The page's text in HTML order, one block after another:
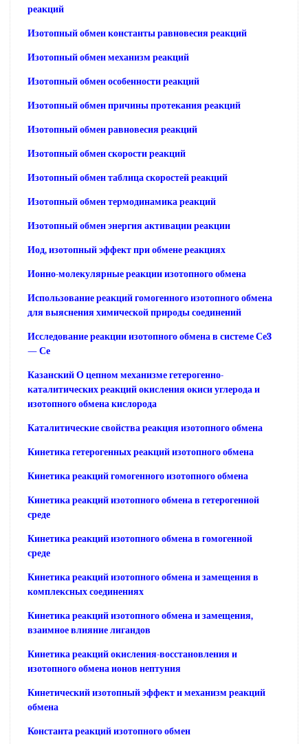
реакций
Изотопный обмен константы равновесия реакций
Изотопный обмен механизм реакций
Изотопный обмен особенности реакций
Изотопный обмен причины протекания реакций
Изотопный обмен равновесия реакций
Изотопный обмен скорости реакций
Изотопный обмен таблица скоростей реакций
Изотопный обмен термодинамика реакций
Изотопный обмен энергия активации реакции
Иод, изотопный эффект при обмене реакциях
Ионно-молекулярные реакции изотопного обмена
Использование реакций гомогенного изотопного обмена
для выяснения химической природы соединений
Исследование реакции изотопного обмена в системе Се3
— Се
Казанский О цепном механизме гетерогенно-
каталитических реакций окисления окиси углерода и
изотопного обмена кислорода
Каталитические свойства реакция изотопного обмена
Кинетика гетерогенных реакций изотопного обмена
Кинетика реакций гомогенного изотопного обмена
Кинетика реакций изотопного обмена в гетерогенной
среде
Кинетика реакций изотопного обмена в гомогенной
среде
Кинетика реакций изотопного обмена и замещения в
комплексных соединениях
Кинетика реакций изотопного обмена и замещения,
взаимное влияние лигандов
Кинетика реакций окисления-восстановления и
изотопного обмена ионов нептуния
Кинетический изотопный эффект и механизм реакций
обмена
Константа реакций изотопного обмен